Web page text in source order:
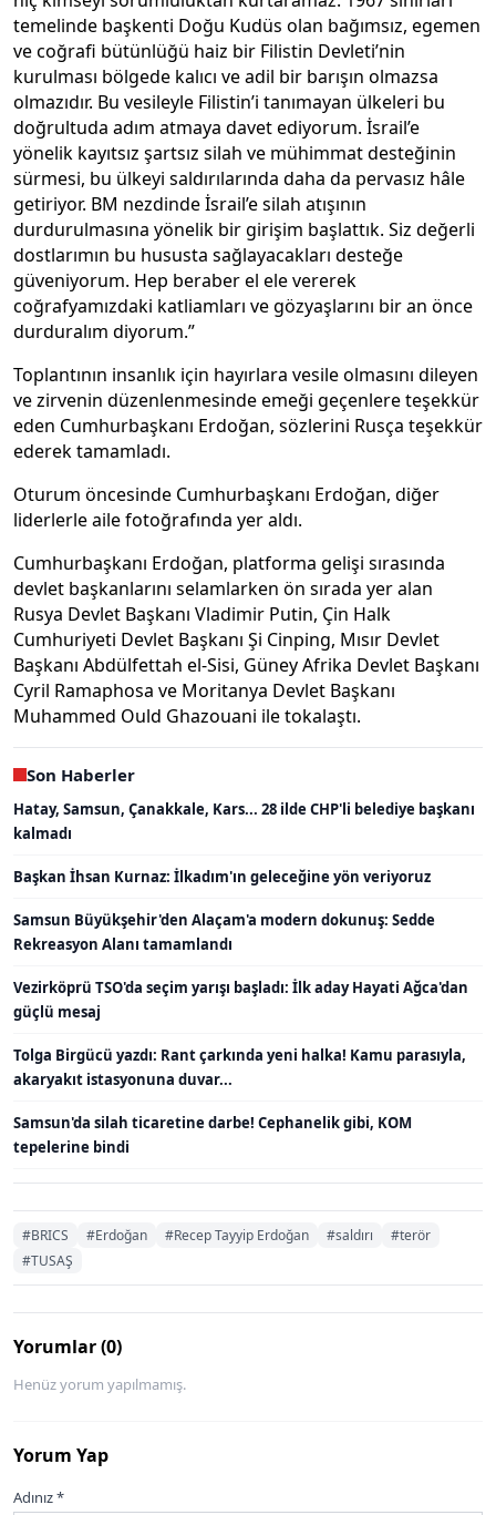
temelinde başkenti Doğu Kudüs olan bağımsız, egemen
ve coğrafi bütünlüğü haiz bir Filistin Devleti’nin
kurulması bölgede kalıcı ve adil bir barışın olmazsa
olmazıdır. Bu vesileyle Filistin’i tanımayan ülkeleri bu
doğrultuda adım atmaya davet ediyorum. İsrail’e
yönelik kayıtsız şartsız silah ve mühimmat desteğinin
sürmesi, bu ülkeyi saldırılarında daha da pervasız hâle
getiriyor. BM nezdinde İsrail’e silah atışının
durdurulmasına yönelik bir girişim başlattık. Siz değerli
dostlarımın bu hususta sağlayacakları desteğe
güveniyorum. Hep beraber el ele vererek
coğrafyamızdaki katliamları ve gözyaşlarını bir an önce
durduralım diyorum.”
Toplantının insanlık için hayırlara vesile olmasını dileyen
ve zirvenin düzenlenmesinde emeği geçenlere teşekkür
eden Cumhurbaşkanı Erdoğan, sözlerini Rusça teşekkür
ederek tamamladı.
Oturum öncesinde Cumhurbaşkanı Erdoğan, diğer
liderlerle aile fotoğrafında yer aldı.
Cumhurbaşkanı Erdoğan, platforma gelişi sırasında
devlet başkanlarını selamlarken ön sırada yer alan
Rusya Devlet Başkanı Vladimir Putin, Çin Halk
Cumhuriyeti Devlet Başkanı Şi Cinping, Mısır Devlet
Başkanı Abdülfettah el-Sisi, Güney Afrika Devlet Başkanı
Cyril Ramaphosa ve Moritanya Devlet Başkanı
Muhammed Ould Ghazouani ile tokalaştı.
Son Haberler
Hatay, Samsun, Çanakkale, Kars... 28 ilde CHP'li belediye başkanı
kalmadı
Başkan İhsan Kurnaz: İlkadım'ın geleceğine yön veriyoruz
Samsun Büyükşehir'den Alaçam'a modern dokunuş: Sedde
Rekreasyon Alanı tamamlandı
Vezirköprü TSO'da seçim yarışı başladı: İlk aday Hayati Ağca'dan
güçlü mesaj
Tolga Birgücü yazdı: Rant çarkında yeni halka! Kamu parasıyla,
akaryakıt istasyonuna duvar...
Samsun'da silah ticaretine darbe! Cephanelik gibi, KOM
tepelerine bindi
#BRICS #Erdoğan #Recep Tayyip Erdoğan #saldırı
#terör
#TUSAŞ
Yorumlar (0)
Henüz yorum yapılmamış.
Yorum Yap
Adınız *